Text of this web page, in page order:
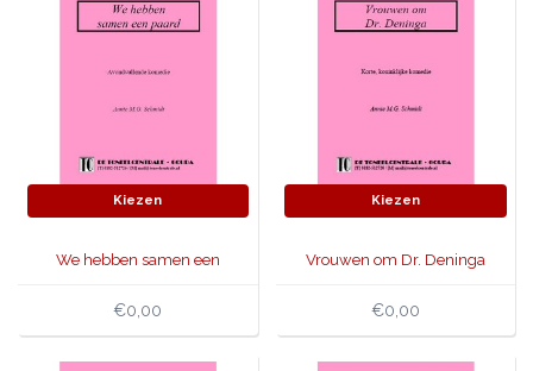
Kiezen
We hebben samen een
€0,00
Kiezen
Vrouwen om Dr. Deninga
€0,00